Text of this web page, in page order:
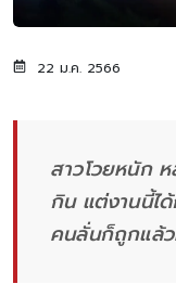
22 ม.ค. 2566
สาวโวยหนัก
กิน แต่งานนี้ไ
คนลั่นก็ถูกแล้